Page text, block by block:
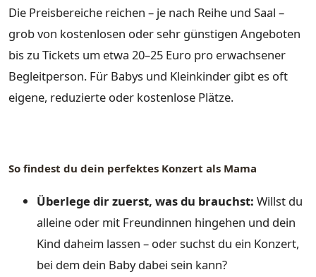
Die Preisbereiche reichen – je nach Reihe und Saal –
grob von kostenlosen oder sehr günstigen Angeboten
bis zu Tickets um etwa 20–25 Euro pro erwachsener
Begleitperson. Für Babys und Kleinkinder gibt es oft
eigene, reduzierte oder kostenlose Plätze.
So findest du dein perfektes Konzert als Mama
Überlege dir zuerst, was du brauchst: Willst du
alleine oder mit Freundinnen hingehen und dein
Kind daheim lassen – oder suchst du ein Konzert,
bei dem dein Baby dabei sein kann?